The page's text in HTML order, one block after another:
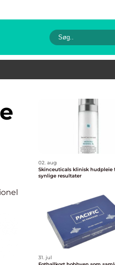
02. aug
Skinceuticals klinisk hudpleie for
synlige resultater
31. jul